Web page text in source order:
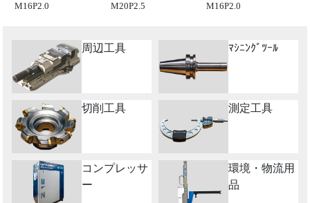
M16P2.0
M20P2.5
M16P2.0
周辺工具 ﾏｼﾆﾝｸﾞﾂｰﾙ
切削工具 測定工具
コンプレッサ
ー
環境・物流用
品